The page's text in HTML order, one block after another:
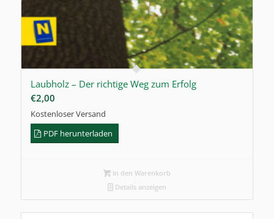
Laubholz – Der richtige Weg zum Erfolg
€2,00
Kostenloser Versand
PDF herunterladen
In den Warenkorb
Details anzeigen